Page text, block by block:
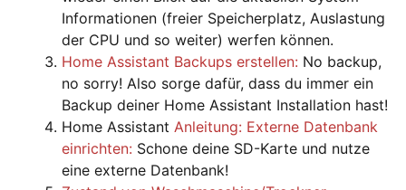
Informationen (freier Speicherplatz, Auslastung
der CPU und so weiter) werfen können.
Home Assistant Backups erstellen: No backup,
no sorry! Also sorge dafür, dass du immer ein
Backup deiner Home Assistant Installation hast!
Home Assistant Anleitung: Externe Datenbank
einrichten: Schone deine SD-Karte und nutze
eine externe Datenbank!